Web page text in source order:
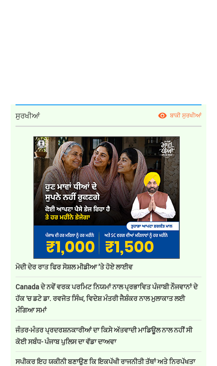
ਸੁਰਖੀਆਂ ਬਾਕੀ ਸੁਰਖੀਆਂ
ਮੋਦੀ ਦੇਰ ਰਾਤ ਫਿਰ ਸੋਸ਼ਲ ਮੀਡੀਆ ’ਤੇ ਹੋਏ ਲਾਈਵ
Canada ਦੇ ਨਵੇਂ ਵਰਕ ਪਰਮਿਟ ਨਿਯਮਾਂ ਨਾਲ ਪ੍ਰਭਾਵਿਤ ਪੰਜਾਬੀ ਨੌਜਵਾਨਾਂ ਦੇ
ਹੱਕ 'ਚ ਡਟੇ ਡਾ. ਰਵਜੋਤ ਸਿੰਘ, ਵਿਦੇਸ਼ ਮੰਤਰੀ ਜੈਸ਼ੰਕਰ ਨਾਲ ਮੁਲਾਕਾਤ ਲਈ
ਮੰਗਿਆ ਸਮਾਂ
ਜੰਤਰ-ਮੰਤਰ ਪ੍ਰਦਰਸ਼ਨਕਾਰੀਆਂ ਦਾ ਕਿਸੇ ਅੱਤਵਾਦੀ ਮਾਡਿਊਲ ਨਾਲ ਨਹੀਂ ਸੀ
ਕੋਈ ਸਬੰਧ- ਪੰਜਾਬ ਪੁਲਿਸ ਦਾ ਵੱਡਾ ਦਾਅਵਾ
ਸਪੀਕਰ ਇਹ ਯਕੀਨੀ ਬਣਾਉਣ ਕਿ ਇਕਪੱਖੀ ਰਾਜਨੀਤੀ ਤੱਥਾਂ ਅਤੇ ਨਿਰਪੱਖਤਾ